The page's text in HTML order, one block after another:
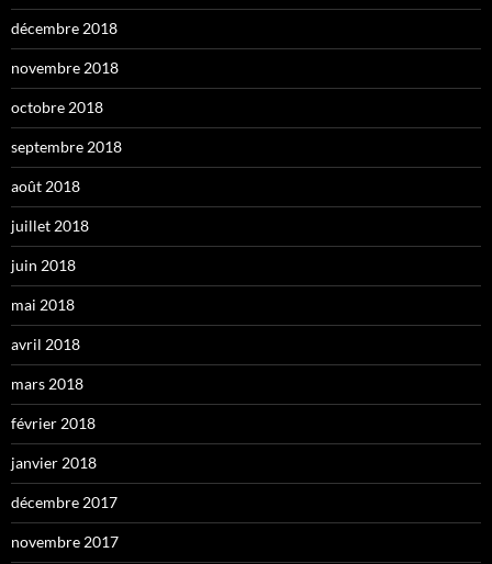
décembre 2018
novembre 2018
octobre 2018
septembre 2018
août 2018
juillet 2018
juin 2018
mai 2018
avril 2018
mars 2018
février 2018
janvier 2018
décembre 2017
novembre 2017